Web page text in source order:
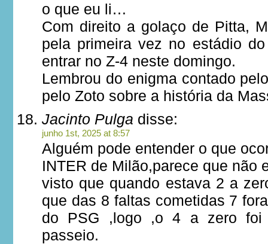
o que eu li…
Com direito a golaço de Pitta,
pela primeira vez no estádio
entrar no Z-4 neste domingo.
Lembrou do enigma contado
pelo Zoto sobre a história da
Jacinto Pulga disse:
junho 1st, 2025 at 8:57
Alguém pode entender o que
INTER de Milão,parece que não
visto que quando estava 2 a
que das 8 faltas cometidas 7
do PSG ,logo ,o 4 a zero foi
passeio.